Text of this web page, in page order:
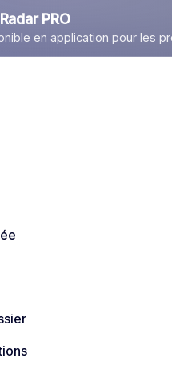
PRO
en application pour les